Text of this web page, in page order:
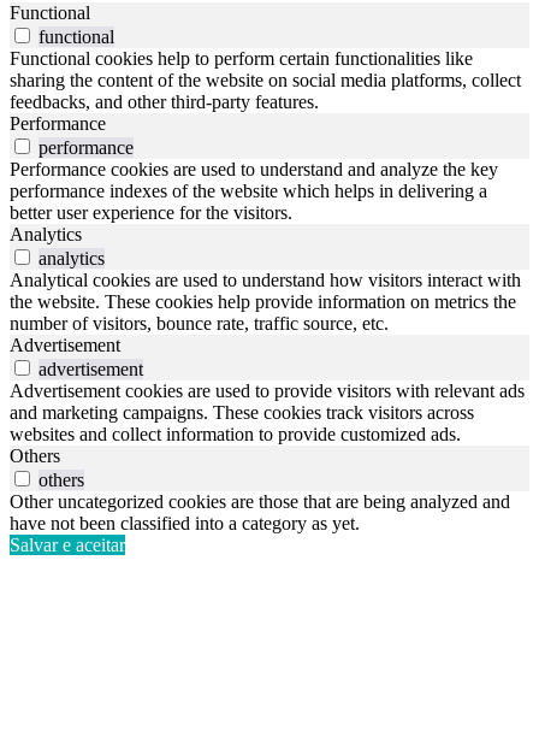
Functional
functional
Functional cookies help to perform certain functionalities like
sharing the content of the website on social media platforms, collect
feedbacks, and other third-party features.
Performance
performance
Performance cookies are used to understand and analyze the key
performance indexes of the website which helps in delivering a
better user experience for the visitors.
Analytics
analytics
Analytical cookies are used to understand how visitors interact with
the website. These cookies help provide information on metrics the
number of visitors, bounce rate, traffic source, etc.
Advertisement
advertisement
Advertisement cookies are used to provide visitors with relevant ads
and marketing campaigns. These cookies track visitors across
websites and collect information to provide customized ads.
Others
others
Other uncategorized cookies are those that are being analyzed and
have not been classified into a category as yet.
Salvar e aceitar